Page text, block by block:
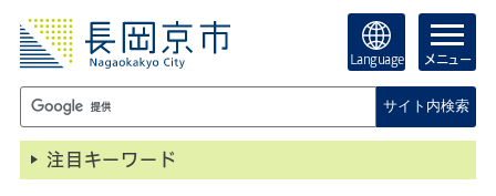
Language メニュー
サイト内検索
注目キーワード